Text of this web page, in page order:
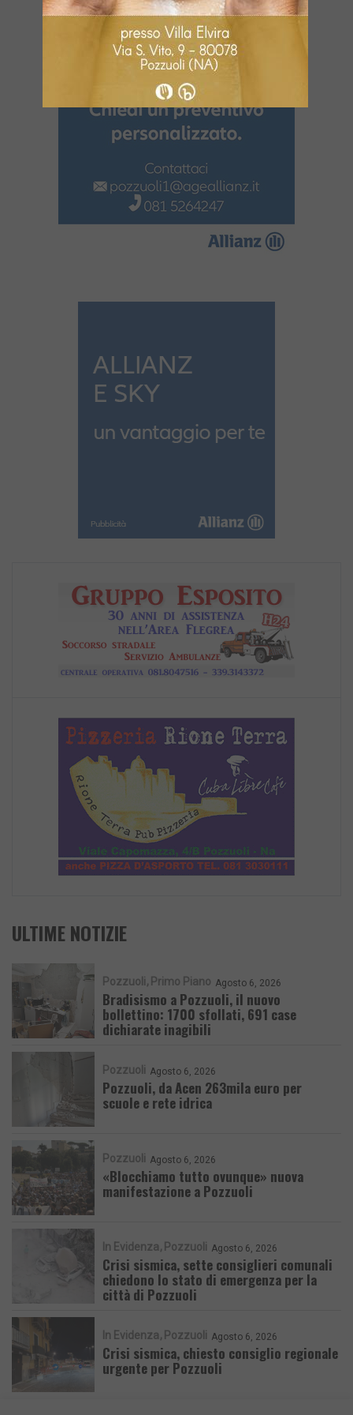
ULTIME NOTIZIE
Pozzuoli Primo Piano Agosto 6, 2026
Bradisismo a Pozzuoli, il nuovo
bollettino: 1700 sfollati, 691 case
dichiarate inagibili
Pozzuoli Agosto 6, 2026
Pozzuoli, da Acen 263mila euro per
scuole e rete idrica
Pozzuoli Agosto 6, 2026
«Blocchiamo tutto ovunque» nuova
manifestazione a Pozzuoli
In Evidenza Pozzuoli Agosto 6, 2026
Crisi sismica, sette consiglieri comunali
chiedono lo stato di emergenza per la
città di Pozzuoli
In Evidenza Pozzuoli Agosto 6, 2026
Crisi sismica, chiesto consiglio regionale
urgente per Pozzuoli